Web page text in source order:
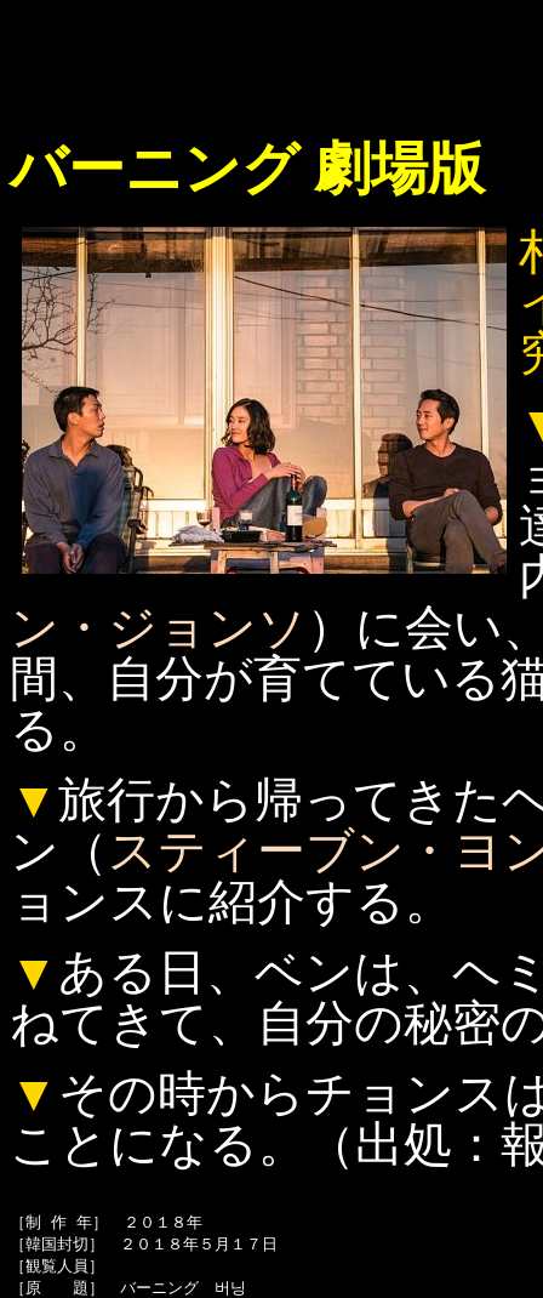
バーニング 劇場版
ン・ジョンソ ）に会い
間、自分が育てている
る。
▼旅行から帰ってきた
ン（ スティーブン・ヨ
ョンスに紹介する。
▼ ある日、ベンは、ヘ
ねてきて、自分の秘
▼ その時からチョンス
ことになる。（出処：
［制 作 年］　２０１８年
［韓国封切］　２０１８年５月１７日
［観覧人員］
［原　　題］　バーニング　버닝